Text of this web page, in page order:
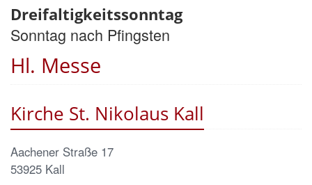
Hl. Messe
Dreifaltigkeitssonntag
Sonntag nach Pfingsten
Kirche St. Nikolaus Kall
Aachener Straße 17
53925 Kall